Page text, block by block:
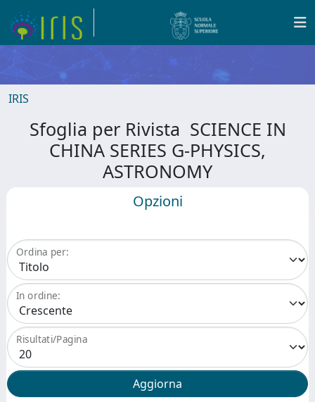
IRIS
Sfoglia per Rivista SCIENCE IN
CHINA SERIES G-PHYSICS,
ASTRONOMY
Opzioni
Ordina per:
In ordine:
Risultati/Pagina